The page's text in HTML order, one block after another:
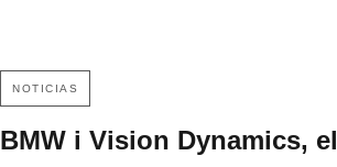
NOTICIAS
BMW i Vision Dynamics, el